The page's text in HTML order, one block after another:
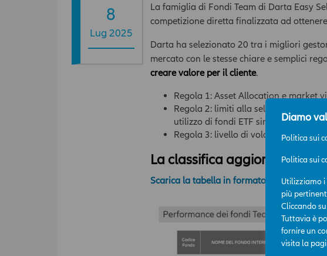
Diamo
Politica sui
Politica sui
Utilizziamo
più
Cliccando
Tuttavia è
fornire un
visita la
8
Lug 2025
La famiglia di Fondi Team di Darta Easy
competizione diretta finalizzata ad
Darta ha selezionato 20 tra i migliori
mercato con le stesse chiare e semplici
creare valore per il cliente.
Regola 1: Asset Allocation e market
Regola 2: limiti alla selezione dei
utilizzo di fondi ETF sino al massimo
Regola 3: livello di volatilità massima
La classifica aggiornata al 30
Scarica la tabella in formato PDF